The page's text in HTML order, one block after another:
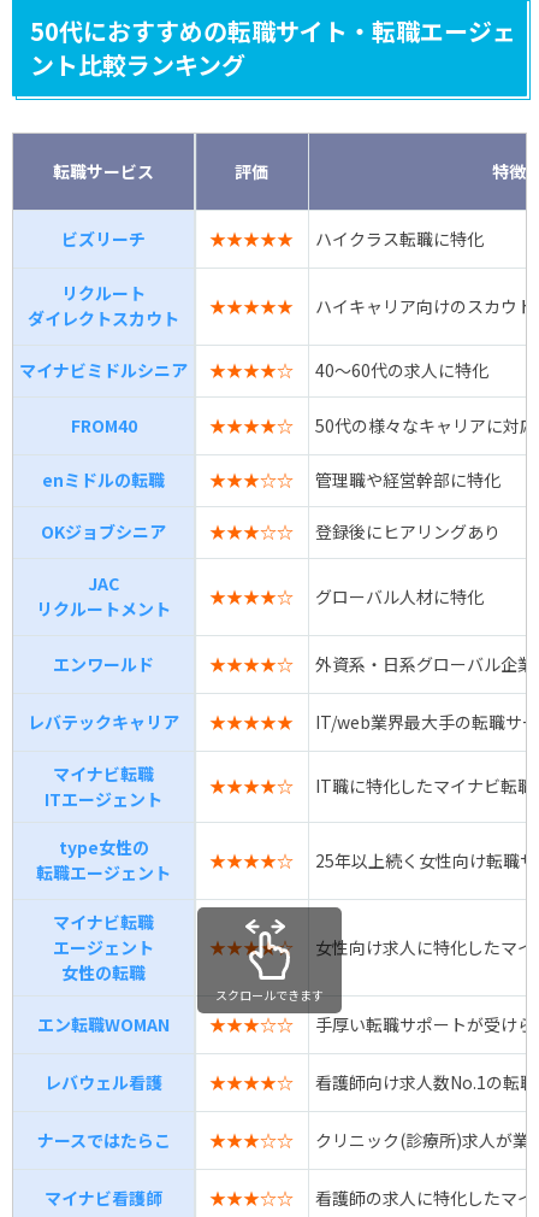
50代におすすめの転職サイト・転職エージェ
ント比較ランキング
転職サービス 評価 特徴
ビズリーチ ★★★★★ ハイクラス転職に特化
リクルート
ダイレクトスカウト
★★★★★ ハイキャリア向けのスカウト
マイナビミドルシニア ★★★★☆ 40～60代の求人に特化
FROM40 ★★★★☆ 50代の様々なキャリアに対応
enミドルの転職 ★★★☆☆ 管理職や経営幹部に特化
OKジョブシニア ★★★☆☆ 登録後にヒアリングあり
JAC
リクルートメント
★★★★☆ グローバル人材に特化
エンワールド ★★★★☆ 外資系・日系グローバル企
レバテックキャリア ★★★★★ IT/web業界最大手の転職サ
マイナビ転職
ITエージェント
★★★★☆ IT職に特化したマイナビ転
type女性の
転職エージェント
★★★★☆ 25年以上続く女性向け転職
マイナビ転職
エージェント
女性の転職
★★★★☆ 女性向け求人に特化したマ
エン転職WOMAN ★★★☆☆ 手厚い転職サポートが受けら
レバウェル看護 ★★★★☆ 看護師向け求人数No.1の転
ナースではたらこ ★★★☆☆ クリニック(診療所)求人が業
マイナビ看護師 ★★★☆☆ 看護師の求人に特化したマ
スクロールできます